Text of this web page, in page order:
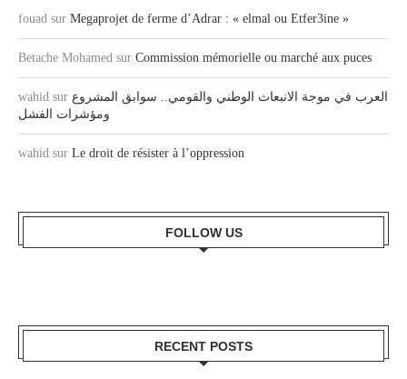
fouad sur Megaprojet de ferme d’Adrar : « elmal ou Etfer3ine »
Betache Mohamed sur Commission mémorielle ou marché aux puces
wahid sur العرب في موجة الانبعاث الوطني والقومي.. سوابق المشروع
ومؤشرات الفشل
wahid sur Le droit de résister à l’oppression
FOLLOW US
RECENT POSTS